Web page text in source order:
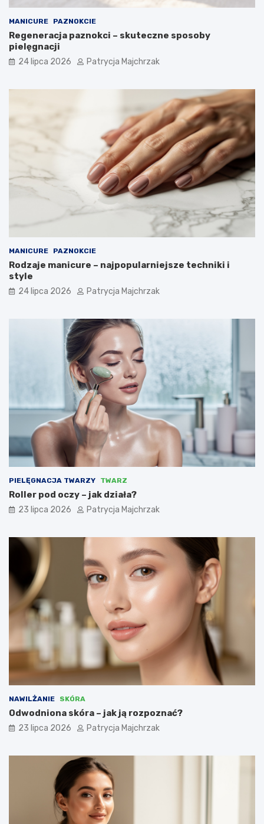
MANICURE PAZNOKCIE
Regeneracja paznokci – skuteczne sposoby
pielęgnacji
24 lipca 2026 Patrycja Majchrzak
MANICURE PAZNOKCIE
Rodzaje manicure – najpopularniejsze techniki i
style
24 lipca 2026 Patrycja Majchrzak
PIELĘGNACJA TWARZY TWARZ
Roller pod oczy – jak działa?
23 lipca 2026 Patrycja Majchrzak
NAWILŻANIE SKÓRA
Odwodniona skóra – jak ją rozpoznać?
23 lipca 2026 Patrycja Majchrzak